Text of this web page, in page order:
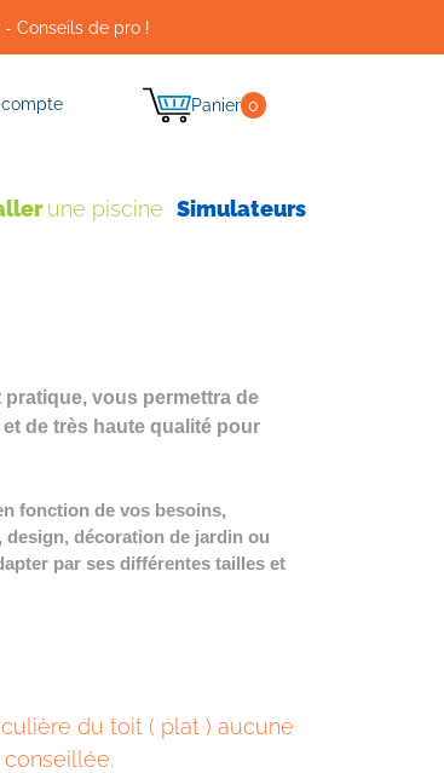
Conseils de pro !
compte Panier 0
une piscine Simulateurs
vous permettra de
de très haute qualité pour
fonction de vos besoins,
décoration de jardin ou
par ses différentes tailles et
du toit ( plat ) aucune